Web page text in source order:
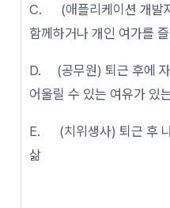
C. (애플리케이션 개발
함께하거나 개인 여가를
D. (공무원) 퇴근 후에 자
어울릴 수 있는 여유가 있
E. (치위생사) 퇴근 후 나
삶